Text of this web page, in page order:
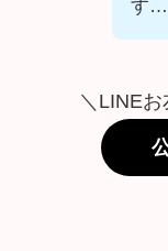
す…
＼LINE